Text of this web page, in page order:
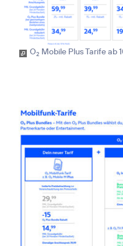
O2 Mobile Plus Tarife ab